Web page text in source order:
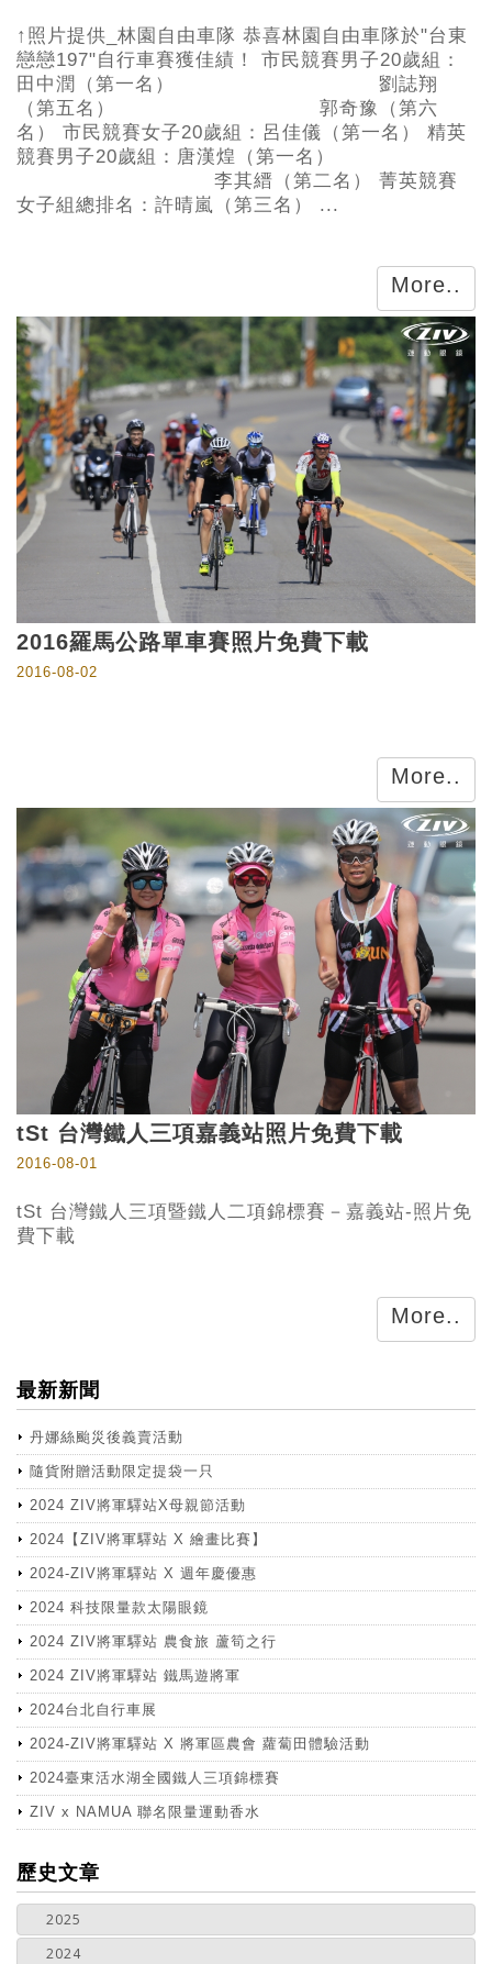
↑照片提供_林園自由車隊 恭喜林園自由車隊於"台東
戀戀197"自行車賽獲佳績！ 市民競賽男子20歲組：
田中潤（第一名） 劉誌翔
（第五名） 郭奇豫（第六
名） 市民競賽女子20歲組：呂佳儀（第一名） 精英
競賽男子20歲組：唐漢煌（第一名）
李其縉（第二名） 菁英競賽
女子組總排名：許晴嵐（第三名） ...
More..
2016羅馬公路單車賽照片免費下載
2016-08-02
More..
tSt 台灣鐵人三項嘉義站照片免費下載
2016-08-01
tSt 台灣鐵人三項暨鐵人二項錦標賽－嘉義站-照片免
費下載
More..
最新新聞
丹娜絲颱災後義賣活動
隨貨附贈活動限定提袋一只
2024 ZIV將軍驛站X母親節活動
2024【ZIV將軍驛站 X 繪畫比賽】
2024-ZIV將軍驛站 X 週年慶優惠
2024 科技限量款太陽眼鏡
2024 ZIV將軍驛站 農食旅 蘆筍之行
2024 ZIV將軍驛站 鐵馬遊將軍
2024台北自行車展
2024-ZIV將軍驛站 X 將軍區農會 蘿蔔田體驗活動
2024臺東活水湖全國鐵人三項錦標賽
ZIV x NAMUA 聯名限量運動香水
more
歷史文章
2025
2024